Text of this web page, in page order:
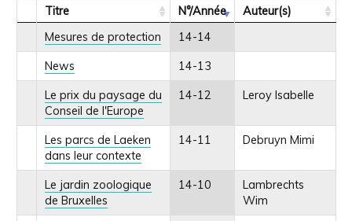
Titre N°/Année
Auteur(s)
Mesures de protection
14-14
News 14-13
Le prix du paysage du
Conseil de l'Europe
14-12 Leroy Isabelle
Les parcs de Laeken
dans leur contexte
14-11 Debruyn Mimi
Le jardin zoologique
de Bruxelles
14-10
Lambrechts
Wim